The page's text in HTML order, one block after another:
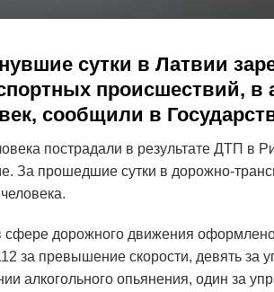
сутки в Латвии
происшествий, в
сообщили в
пострадали в результате ДТП в
За прошедшие сутки в дорожно-
сфере дорожного движения
за превышение скорости, девять за
алкогольного опьянения, один за